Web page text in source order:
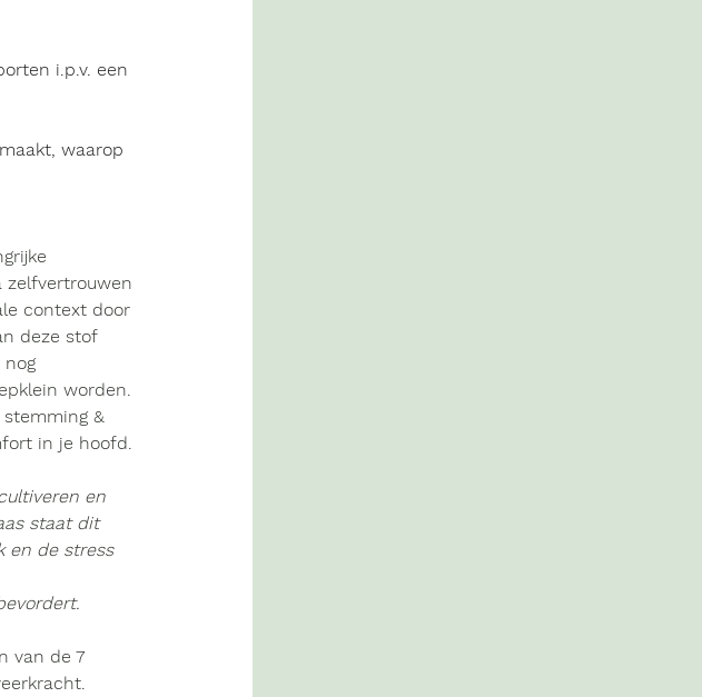
i.p.v. een
waarop
zelfvertrouwen
context door
deze stof
nog
worden.
stemming &
in je hoofd.
en
staat dit
en de stress
van de 7